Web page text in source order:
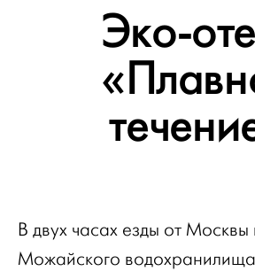
Эко-
В двух часах езды от Москвы
Можайского водохранилища